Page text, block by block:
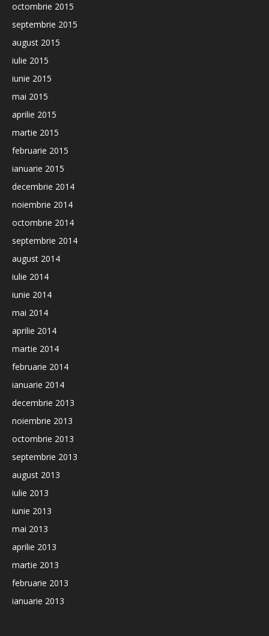
octombrie 2015
septembrie 2015
august 2015
iulie 2015
iunie 2015
mai 2015
aprilie 2015
martie 2015
februarie 2015
ianuarie 2015
decembrie 2014
noiembrie 2014
octombrie 2014
septembrie 2014
august 2014
iulie 2014
iunie 2014
mai 2014
aprilie 2014
martie 2014
februarie 2014
ianuarie 2014
decembrie 2013
noiembrie 2013
octombrie 2013
septembrie 2013
august 2013
iulie 2013
iunie 2013
mai 2013
aprilie 2013
martie 2013
februarie 2013
ianuarie 2013